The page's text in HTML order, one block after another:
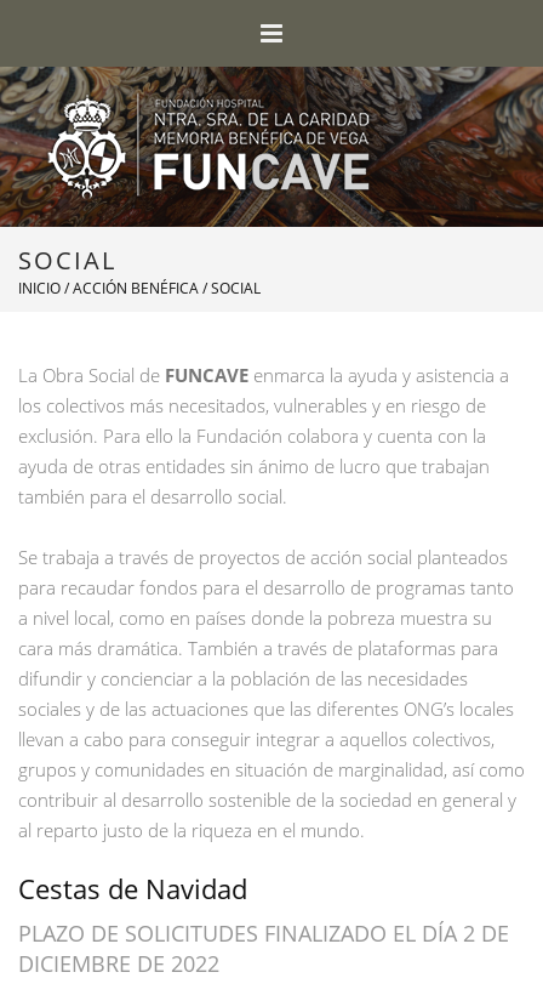
SOCIAL
INICIO/ACCIÓN BENÉFICA/ SOCIAL
La Obra Social de FUNCAVE enmarca la ayuda y asistencia a
los colectivos más necesitados, vulnerables y en riesgo de
exclusión. Para ello la Fundación colabora y cuenta con la
ayuda de otras entidades sin ánimo de lucro que trabajan
también para el desarrollo social.
Se trabaja a través de proyectos de acción social planteados
para recaudar fondos para el desarrollo de programas tanto
a nivel local, como en países donde la pobreza muestra su
cara más dramática. También a través de plataformas para
difundir y concienciar a la población de las necesidades
sociales y de las actuaciones que las diferentes ONG’s locales
llevan a cabo para conseguir integrar a aquellos colectivos,
grupos y comunidades en situación de marginalidad, así como
contribuir al desarrollo sostenible de la sociedad en general y
al reparto justo de la riqueza en el mundo.
Cestas de Navidad
PLAZO DE SOLICITUDES FINALIZADO EL DÍA 2 DE
DICIEMBRE DE 2022